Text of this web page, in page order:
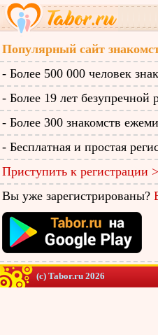
Популярный сайт
- Более 500 000 человек
- Более 19 лет безупречной
- Более 300 знакомств
- Бесплатная и простая
Приступить к регистрации
Вы уже зарегистрированы?
(c) Tabor.ru 2026